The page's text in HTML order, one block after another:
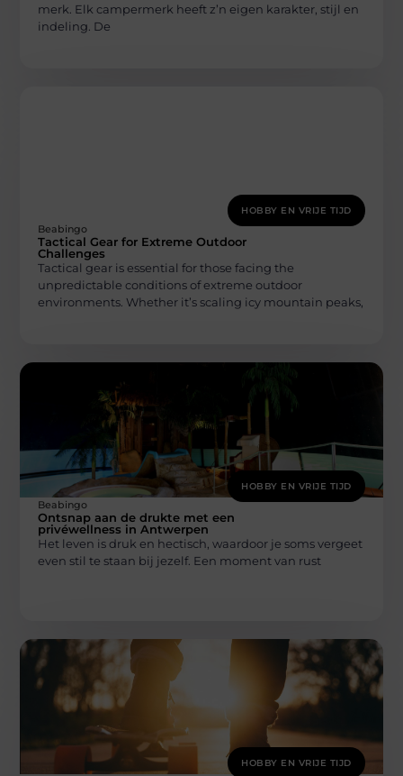
merk. Elk campermerk heeft z’n eigen karakter, stijl en
indeling. De
HOBBY EN VRIJE TIJD
Beabingo
Tactical Gear for Extreme Outdoor
Challenges
Tactical gear is essential for those facing the
unpredictable conditions of extreme outdoor
environments. Whether it’s scaling icy mountain peaks,
HOBBY EN VRIJE TIJD
Beabingo
Ontsnap aan de drukte met een
privéwellness in Antwerpen
Het leven is druk en hectisch, waardoor je soms vergeet
even stil te staan bij jezelf. Een moment van rust
HOBBY EN VRIJE TIJD